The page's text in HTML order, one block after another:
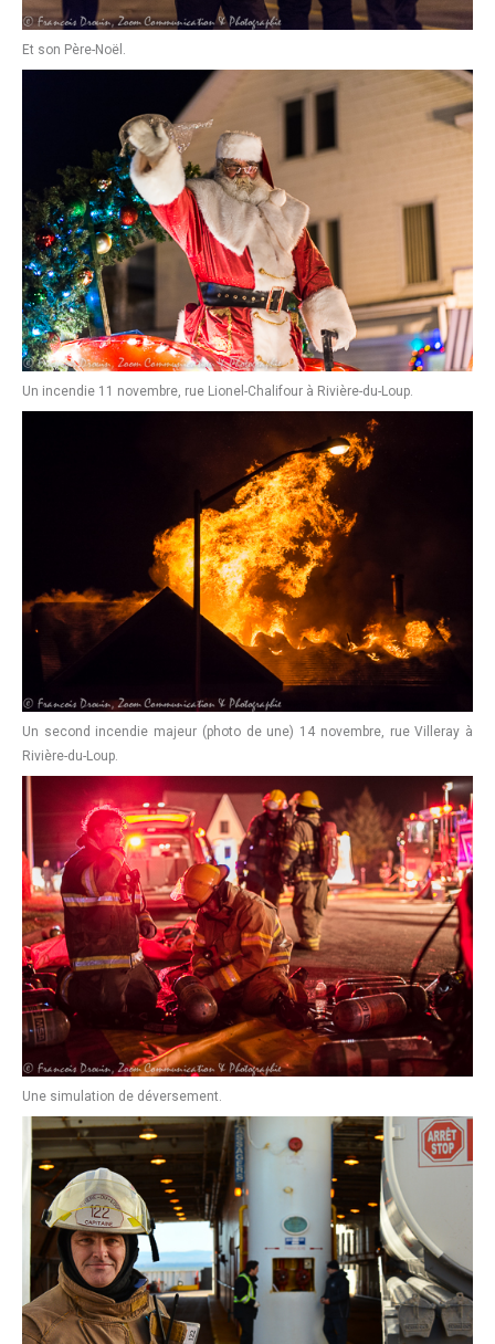
Et son Père-Noël.
Un incendie 11 novembre, rue Lionel-Chalifour à Rivière-du-Loup.
Un second incendie majeur (photo de une) 14 novembre, rue Villeray à
Rivière-du-Loup.
Une simulation de déversement.